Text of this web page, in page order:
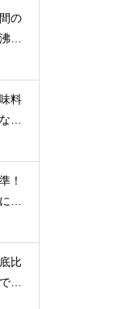
の
騰
料
収
！
な
比
万